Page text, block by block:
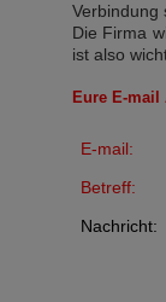
Verbindung
Die Firma
ist also
Eure E-
E-mail:
Betreff:
Nachricht: